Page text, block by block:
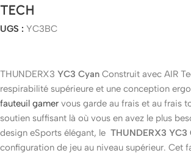
TECH
UGS : YC3BC
THUNDERX3 YC3 Cyan Construit avec AIR
respirabilité supérieure et une conception
fauteuil gamer vous garde au frais et au frais
soutien suffisant là où vous en avez le plus
design eSports élégant, le THUNDERX3 YC3
configuration de jeu au niveau supérieur. Cet